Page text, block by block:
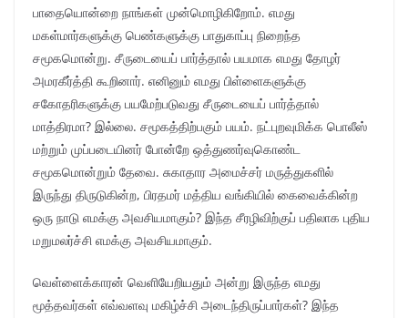
பாதையொன்றை நாங்கள் முன்மொழிகிறோம். எமது
மகள்மார்களுக்கு பெண்களுக்கு பாதுகாப்பு நிறைந்த
சமூகமொன்று. சீருடையைப் பார்த்தால் பயமாக எமது தோழர்
அமரகீர்த்தி கூறினார். எனினும் எமது பிள்ளைகளுக்கு
சகோதரிகளுக்கு பயமேற்படுவது சீருடையைப் பார்த்தால்
மாத்திரமா? இல்லை. சமூகத்திற்பகும் பயம். நட்புறவுமிக்க பொலீஸ்
மற்றும் முப்படையினர் போன்றே ஒத்துணர்வுகொண்ட
சமூகமொன்றும் தேவை. சுகாதார அமைச்சர் மருத்துகளில்
இருந்து திருடுகின்ற, பிரதமர் மத்திய வங்கியில் கைவைக்கின்ற
ஒரு நாடு எமக்கு அவசியமாகும்? இந்த சீரழிவிற்குப் பதிலாக புதிய
மறுமலர்ச்சி எமக்கு அவசியமாகும்.
வெள்ளைக்காரன் வெளியேறியதும் அன்று இருந்த எமது
மூத்தவர்கள் எவ்வளவு மகிழ்ச்சி அடைந்திருப்பார்கள்? இந்த